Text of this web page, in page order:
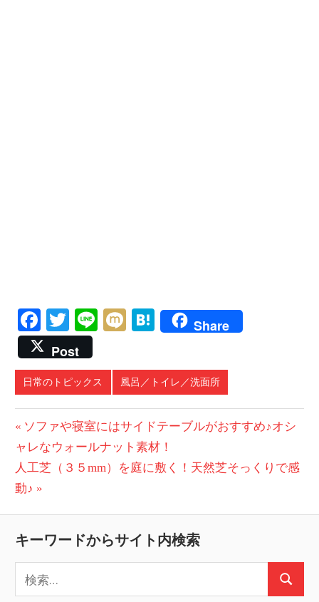
Facebook
TwitterLineMixiHatena
Share
Post
日常のトピックス 風呂／トイレ／洗面所
投
稿
ナ
ビ
ゲ
ー
シ
前
の
投
稿:
ソファや寝室にはサイドテーブルがおすすめ♪オシ
ャレなウォールナット素材！
次
の
人工芝（３５mm）を庭に敷く！天然芝そっくりで感
動♪
キーワードからサイト内検索
索:
検